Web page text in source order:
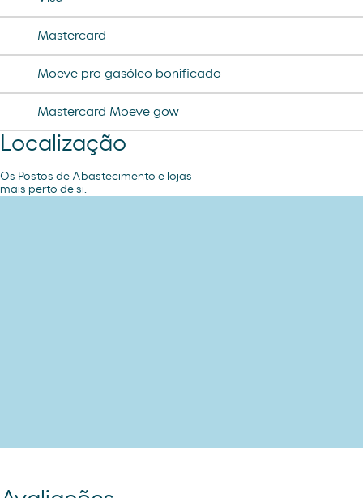
Mastercard
Moeve pro gasóleo bonificado
Mastercard Moeve gow
Localização
Os Postos de Abastecimento e lojas
mais perto de si.